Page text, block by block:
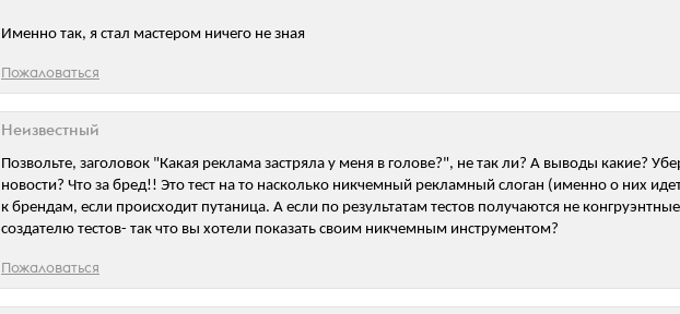
Именно так, я стал мастером ничего не зная
Пожаловаться
Позвольте, заголовок "Какая реклама застряла у меня в голове?", не так ли? А выводы какие?
новости? Что за бред!! Это тест на то насколько никчемный рекламный слоган (именно о них
к брендам, если происходит путаница. А если по результатам тестов получаются не
создателю тестов- так что вы хотели показать своим никчемным инструментом?
Неизвестный
Пожаловаться